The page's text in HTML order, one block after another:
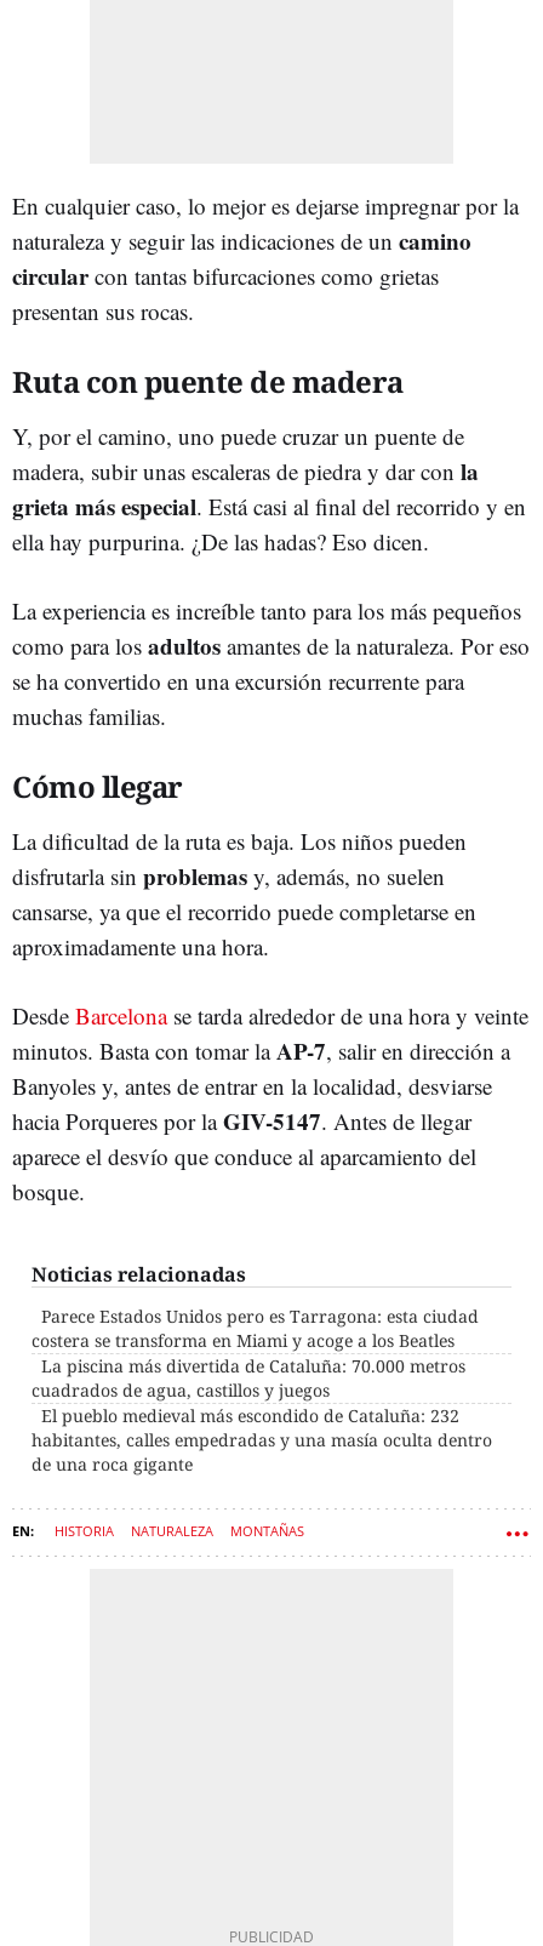
En cualquier caso, lo mejor es dejarse impregnar por la
naturaleza y seguir las indicaciones de un camino
circularcon tantas bifurcaciones como grietas
presentan sus rocas.
Ruta con puente de madera
Y, por el camino, uno puede cruzar un puente de
madera, subir unas escaleras de piedra y dar con la
grieta más especial. Está casi al final del recorrido y en
ella hay purpurina. ¿De las hadas? Eso dicen.
La experiencia es increíble tanto para los más pequeños
como para los adultos amantes de la naturaleza. Por eso
se ha convertido en una excursión recurrente para
muchas familias.
Cómo llegar
La dificultad de la ruta es baja. Los niños pueden
disfrutarla sin problemas y, además, no suelen
cansarse, ya que el recorrido puede completarse en
aproximadamente una hora.
Desde Barcelonase tarda alrededor de una hora y veinte
minutos. Basta con tomar laAP-7, salir en dirección a
Banyoles y, antes de entrar en la localidad, desviarse
hacia Porqueres por laGIV-5147. Antes de llegar
aparece el desvío que conduce al aparcamiento del
bosque.
Noticias relacionadas
Parece Estados Unidos pero es Tarragona: esta ciudad
costera se transforma en Miami y acoge a los Beatles
La piscina más divertida de Cataluña: 70.000 metros
cuadrados de agua, castillos y juegos
El pueblo medieval más escondido de Cataluña: 232
habitantes, calles empedradas y una masía oculta dentro
de una roca gigante
HISTORIA NATURALEZA MONTAÑAS